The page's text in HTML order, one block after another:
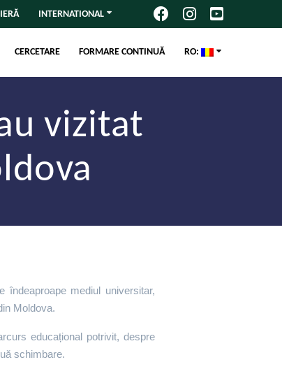
INTERNATIONAL
CERCETARE FORMARE CONTINUĂ RO:
vizitat
mediul universitar,
Moldova.
educațional potrivit, despre
schimbare.